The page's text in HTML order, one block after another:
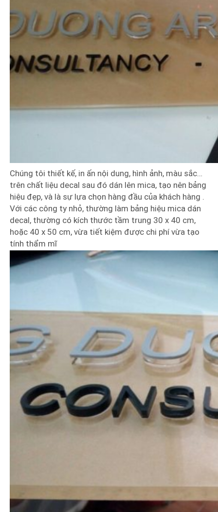
Chúng tôi thiết kế, in ấn nội dung, hình ảnh, màu sắc…
trên chất liệu decal sau đó dán lên mica, tạo nên bảng
hiệu đẹp, và là sự lựa chọn hàng đầu của khách hàng .
Với các công ty nhỏ, thường làm bảng hiệu mica dán
decal, thường có kích thước tầm trung 30 x 40 cm,
hoặc 40 x 50 cm, vừa tiết kiệm được chi phí vừa tạo
tính thẩm mĩ